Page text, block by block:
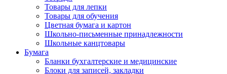
Товары для лепки
Товары для обучения
Цветная бумага и картон
Школьно-письменные принадлежности
Школьные канцтовары
Бумага
Бланки бухгалтерские и медицинские
Блоки для записей, закладки